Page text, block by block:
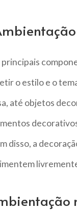
o estilo e o
até objetos
disso, a